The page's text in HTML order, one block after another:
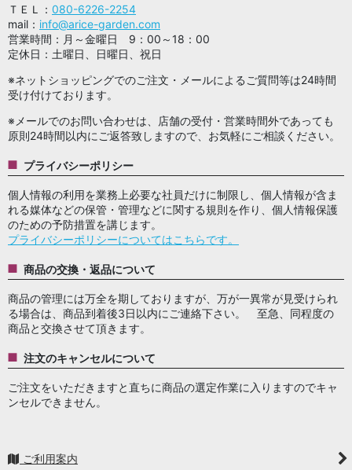
ＴＥＬ： 080-6226-2254
mail： info@arice-garden.com
営業時間：月～金曜日 9：00～18：00
定休日：土曜日、日曜日、祝日
※ネットショッピングでのご注文・メールによるご質問等は24時間
受け付けております。
※メールでのお問い合わせは、店舗の受付・営業時間外であっても
原則24時間以内にご返答致しますので、お気軽にご相談ください。
プライバシーポリシー
個人情報の利用を業務上必要な社員だけに制限し、個人情報が含ま
れる媒体などの保管・管理などに関する規則を作り、個人情報保護
のための予防措置を講じます。
プライバシーポリシーについてはこちらです。
商品の交換・返品について
商品の管理には万全を期しておりますが、万が一異常が見受けられ
る場合は、商品到着後3日以内にご連絡下さい。 至急、同程度の
商品と交換させて頂きます。
注文のキャンセルについて
ご注文をいただきますと直ちに商品の選定作業に入りますのでキャ
ンセルできません。
ご利用案内